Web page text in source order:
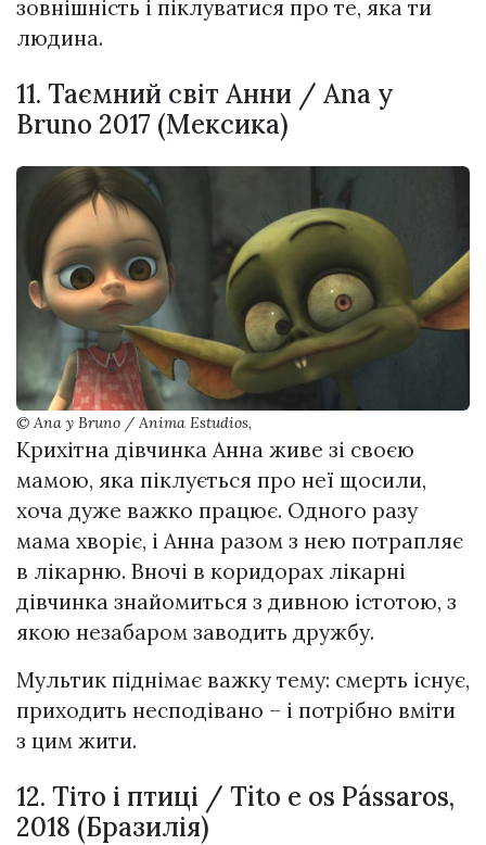
зовнішність і піклуватися про те, яка ти
людина.
11. Таємний світ Анни / Ana y
Bruno 2017 (Мексика)
© Ana y Bruno / Anima Estudios,
Крихітна дівчинка Анна живе зі своєю
мамою, яка піклується про неї щосили,
хоча дуже важко працює. Одного разу
мама хворіє, і Анна разом з нею потрапляє
в лікарню. Вночі в коридорах лікарні
дівчинка знайомиться з дивною істотою, з
якою незабаром заводить дружбу.
Мультик піднімає важку тему: смерть існує,
приходить несподівано – і потрібно вміти
з цим жити.
12. Тіто і птиці / Tito e os Pássaros,
2018 (Бразилія)